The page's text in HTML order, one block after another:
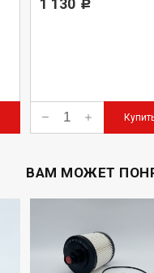
1 130 Р
ВАМ МОЖЕТ